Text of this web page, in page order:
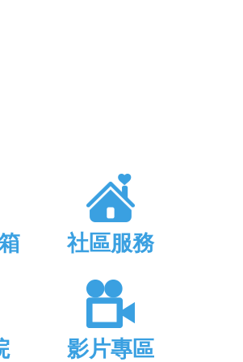
社區服務
影片專區